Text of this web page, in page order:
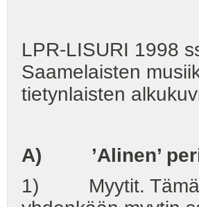
LPR-LISURI 1998
Saamelaisten
tietynlaisten
A)
’Alinen’
1) Myytit. Tämä